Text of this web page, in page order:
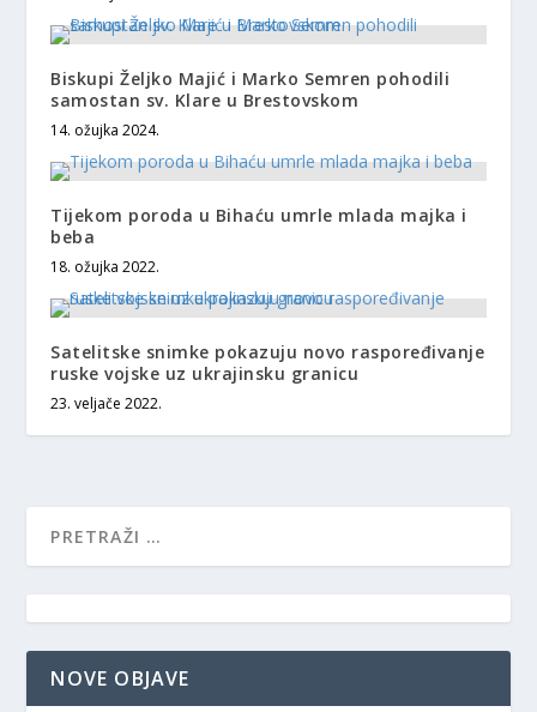
Biskupi Željko Majić i Marko Semren pohodili
samostan sv. Klare u Brestovskom
14. ožujka 2024.
Tijekom poroda u Bihaću umrle mlada majka i
beba
18. ožujka 2022.
Satelitske snimke pokazuju novo raspoređivanje
ruske vojske uz ukrajinsku granicu
23. veljače 2022.
NOVE OBJAVE